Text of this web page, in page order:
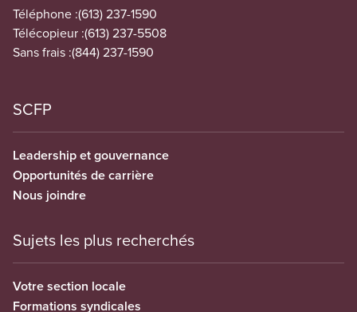
Téléphone :(613) 237-1590
Télécopieur :(613) 237-5508
Sans frais :(844) 237-1590
SCFP
Leadership et gouvernance
Opportunités de carrière
Nous joindre
Sujets les plus recherchés
Votre section locale
Formations syndicales